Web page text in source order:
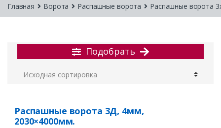
Главная Ворота Распашные ворота Распашные ворота
Подобрать
Распашные ворота 3Д, 4мм,
2030×4000мм.